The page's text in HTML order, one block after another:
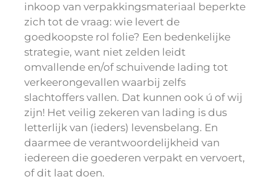
inkoop van verpakkingsmateriaal beperkte
zich tot de vraag: wie levert de
goedkoopste rol folie? Een bedenkelijke
strategie, want niet zelden leidt
omvallende en/of schuivende lading tot
verkeerongevallen waarbij zelfs
slachtoffers vallen. Dat kunnen ook ú of wij
zijn! Het veilig zekeren van lading is dus
letterlijk van (ieders) levensbelang. En
daarmee de verantwoordelijkheid van
iedereen die goederen verpakt en vervoert,
of dit laat doen.